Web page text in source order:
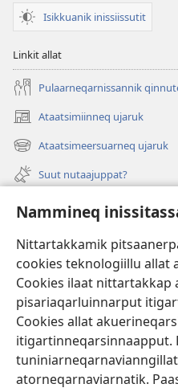
Nammineq
Nittartakkamik
cookies teknologiillu allat
Cookies ilaat
pisariaqarluinnarput
Cookies allat
itigartinneqarsinnaapput.
atorneqarnaviarnatik.
Isikkuanik inissiissutit
Linkit allat
Pulaarneqarnissannik
Ataatsimiinneq ujaruk
(opens
new
window)
Ataatsimeersuarneq ujaruk
(opens
new
window)
Suut nutaajuppat?
Isiginnaagassiat
Tunissuteqarneq
(opens
new
window)INTERNETIKKUT
(opens
new
window)JW Hub ®
(opens
new